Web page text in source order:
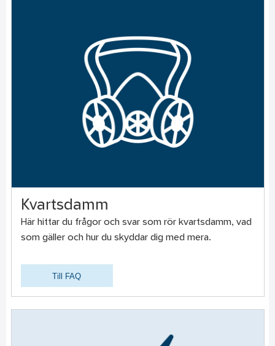
Kvartsdamm
Här hittar du frågor och svar som rör kvartsdamm, vad
som gäller och hur du skyddar dig med mera.
Till FAQ